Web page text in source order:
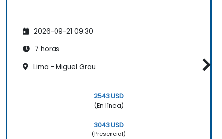
2026-09-21 09:30
7 horas
Lima - Miguel Grau
2543 USD
(En línea)
3043 USD
(Presencial)